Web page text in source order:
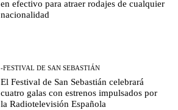
en efectivo para atraer rodajes de cualquier
nacionalidad
-FESTIVAL DE SAN SEBASTIÁN
El Festival de San Sebastián celebrará
cuatro galas con estrenos impulsados por
la Radiotelevisión Española